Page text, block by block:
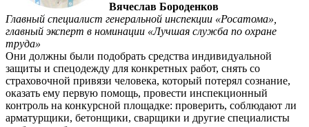
Вячеслав Бороденков
Главный специалист генеральной инспекции «Росатома»,
главный эксперт в номинации «Лучшая служба по охране
труда»
Они должны были подобрать средства индивидуальной
защиты и спецодежду для конкретных работ, снять со
страховочной привязи человека, который потерял сознание,
оказать ему первую помощь, провести инспекционный
контроль на конкурсной площадке: проверить, соблюдают ли
арматурщики, бетонщики, сварщики и другие специалисты